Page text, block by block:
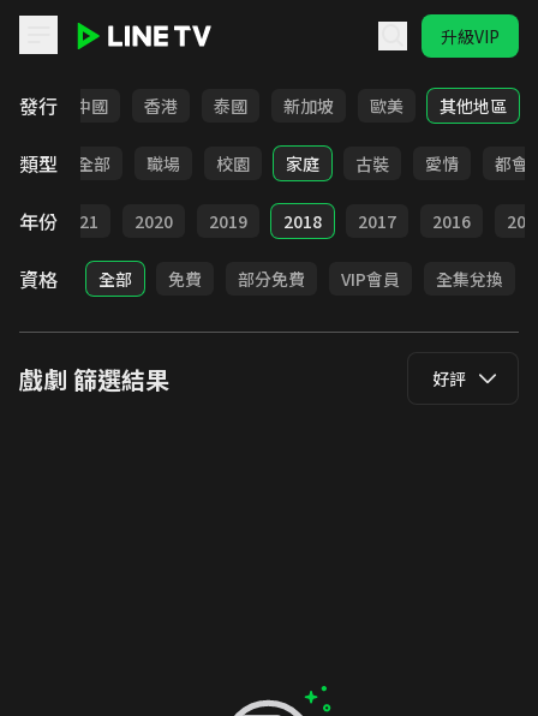
升級VIP
發行
韓國 中國 香港 泰國 新加坡 歐美 其他地區
類型 全部 職場 校園 家庭 古裝 愛情 都會
年份 2021 2020 2019 2018 2017 2016
資格 全部 免費 部分免費 VIP會員 全集兌換
戲劇 篩選結果 好評